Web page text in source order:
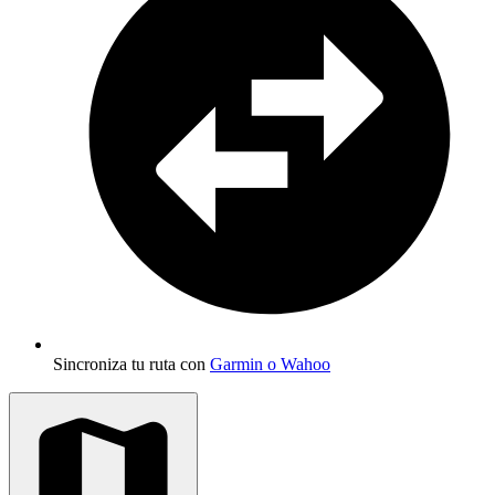
Sincroniza tu ruta con Garmin o Wahoo